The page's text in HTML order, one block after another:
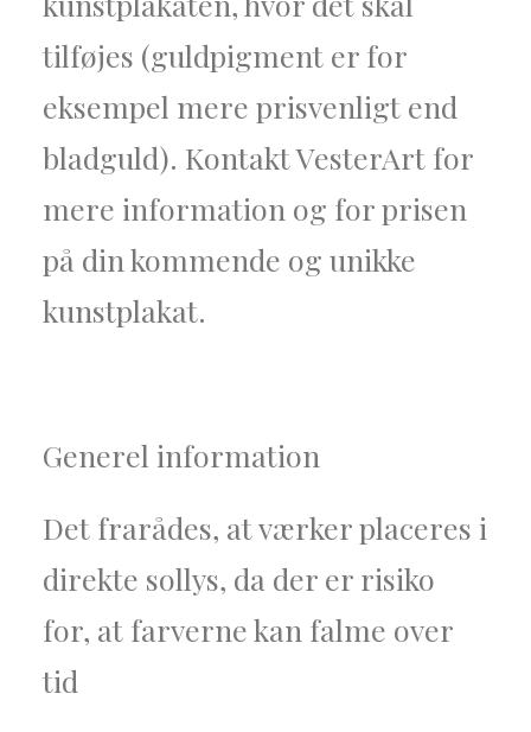
tilføjes (guldpigment er for
eksempel mere prisvenligt end
bladguld). Kontakt VesterArt for
mere information og for prisen
på din kommende og unikke
kunstplakat.
Generel information
Det frarådes, at værker placeres i
direkte sollys, da der er risiko
for, at farverne kan falme over
tid